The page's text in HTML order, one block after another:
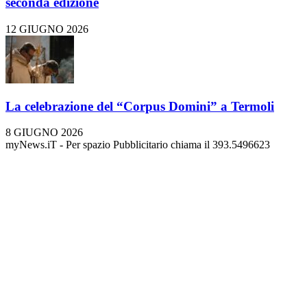
12 GIUGNO 2026
La celebrazione del “Corpus Domini” a Termoli
8 GIUGNO 2026
myNews.iT - Per spazio Pubblicitario chiama il 393.5496623